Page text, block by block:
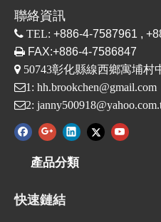
聯絡資訊
 TEL: +886-4-7587961 ,
 FAX:+886-4-7586847
 50743彰化縣線西鄉寓埔村
1: hh.brookchen@gmail.com
2:
產品分類
快速鏈結